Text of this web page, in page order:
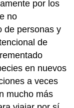
por los
no
de personas y
de
en nuevos
a veces
mucho más